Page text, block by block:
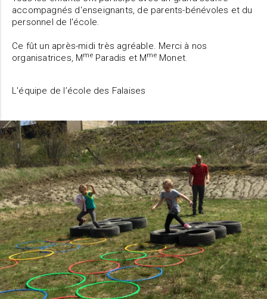
accompagnés d'enseignants, de parents-bénévoles et du
personnel de l'école.
Ce fût un après-midi très agréable. Merci à nos
organisatrices, MmeParadis et MmeMonet.
L'équipe de l’école des Falaises